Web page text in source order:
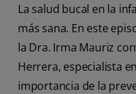
La salud bucal en la
más sana. En este
la Dra. Irma Mauriz
Herrera, especialista
importancia de la